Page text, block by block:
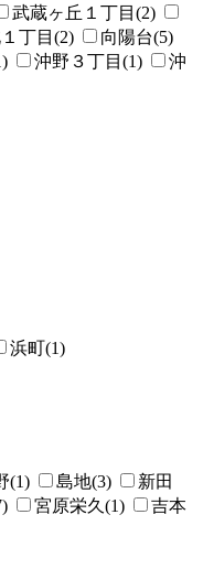
武蔵ヶ丘１丁目(2)
丁目(2)
向陽台(5)
沖野３丁目(1)
沖
浜町(1)
(1) 島地(3)
新田
宮原栄久(1)
吉本